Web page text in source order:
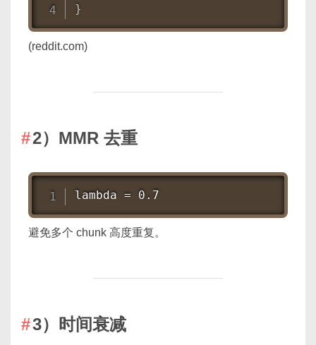
}
(reddit.com)
2）MMR 去重
lambda = 0.7
避免多个 chunk 高度重复。
3）时间衰减